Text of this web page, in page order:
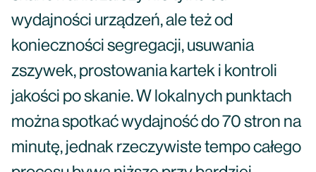
wydajności urządzeń, ale też od
konieczności segregacji, usuwania
zszywek, prostowania kartek i kontroli
jakości po skanie. W lokalnych punktach
można spotkać wydajność do 70 stron na
minutę, jednak rzeczywiste tempo całego